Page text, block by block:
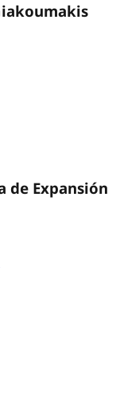
de Expansión